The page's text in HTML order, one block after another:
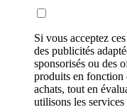
Si vous acceptez
des publicités
sponsorisés ou des
produits en fonction
achats, tout en
utilisons les